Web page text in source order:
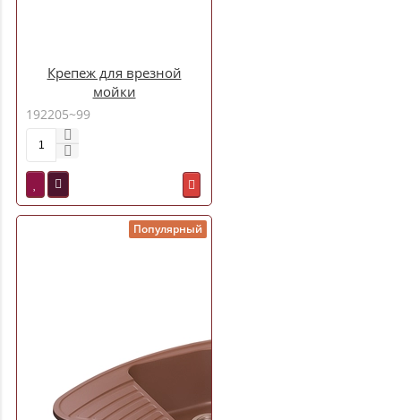
Крепеж для врезной
мойки
192205~99
Популярный